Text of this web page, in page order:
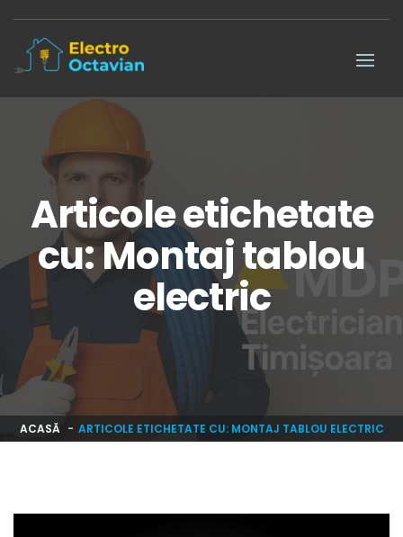
Articole etichetate
cu: Montaj tablou
electric
ACASĂ ARTICOLE ETICHETATE CU: MONTAJ TABLOU ELECTRIC